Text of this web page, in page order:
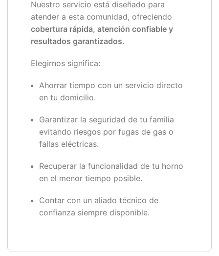
Nuestro servicio está diseñado para
atender a esta comunidad, ofreciendo
cobertura rápida, atención confiable y
resultados garantizados.
Elegirnos significa:
Ahorrar tiempo con un servicio directo
en tu domicilio.
Garantizar la seguridad de tu familia
evitando riesgos por fugas de gas o
fallas eléctricas.
Recuperar la funcionalidad de tu horno
en el menor tiempo posible.
Contar con un aliado técnico de
confianza siempre disponible.